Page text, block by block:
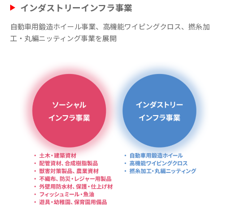
インダストリーインフラ事業
自動車用鍛造ホイール事業、高機能ワイピングクロス、撚糸加
工・丸編ニッティング事業を展開